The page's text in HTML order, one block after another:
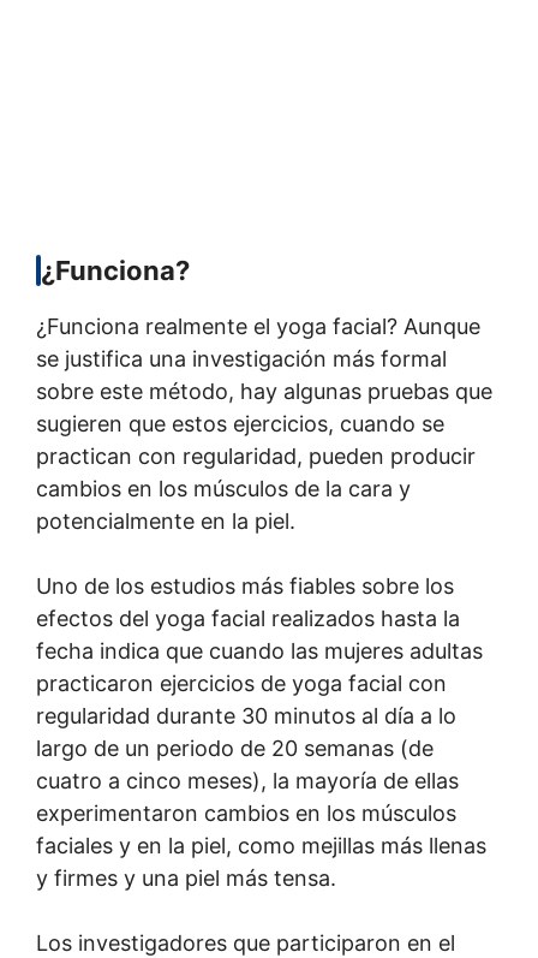
¿Funciona?
¿Funciona realmente el yoga facial? Aunque
se justifica una investigación más formal
sobre este método, hay algunas pruebas que
sugieren que estos ejercicios, cuando se
practican con regularidad, pueden producir
cambios en los músculos de la cara y
potencialmente en la piel.
Uno de los estudios más fiables sobre los
efectos del yoga facial realizados hasta la
fecha indica que cuando las mujeres adultas
practicaron ejercicios de yoga facial con
regularidad durante 30 minutos al día a lo
largo de un periodo de 20 semanas (de
cuatro a cinco meses), la mayoría de ellas
experimentaron cambios en los músculos
faciales y en la piel, como mejillas más llenas
y firmes y una piel más tensa.
Los investigadores que participaron en el